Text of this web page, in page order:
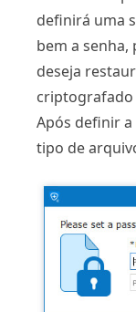
definirá uma
bem a senha,
deseja
criptografado
Após definir
tipo de